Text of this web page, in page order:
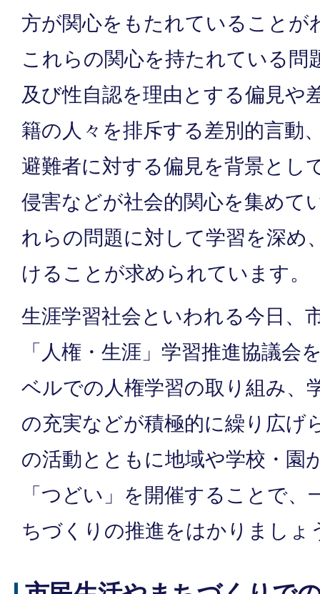
方が関心をもたれていることが
これらの関心を持たれている問
及び性自認を理由とする偏見や
籍の人々を排斥する差別的言動
避難者に対する偏見を背景とし
侵害などが社会的関心を集めて
れらの問題に対して学習を深め
けることが求められています。
生涯学習社会といわれる今日、
「人権・生涯」学習推進協議会
ベルでの人権学習の取り組み、
の充実などが積極的に繰り広げ
の活動とともに地域や学校・園
「つどい」を開催することで、
ちづくりの推進をはかりましょ